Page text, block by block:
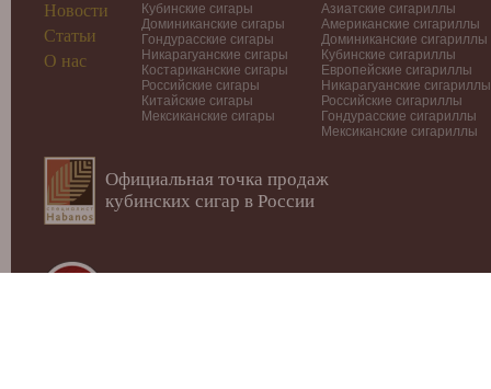
Новости
Статьи
О нас
Кубинские сигары
Доминиканские сигары
Гондурасские сигары
Никарагуанские сигары
Костариканские сигары
Российские сигары
Китайские сигары
Мексиканские сигары
Азиатские сигариллы
Американские сигариллы
Доминиканские сигариллы
Кубинские сигариллы
Европейские сигариллы
Никарагуанские сигариллы
Российские сигариллы
Гондурасские сигариллы
Мексиканские сигариллы
Официальная точка продаж
кубинских сигар в России